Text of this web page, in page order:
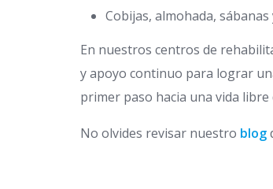
Cobijas, almohada,
En nuestros centros de
y apoyo continuo para lograr
primer paso hacia una vida libre
No olvides revisar nuestro blog